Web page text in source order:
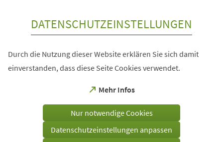
DATENSCHUTZEINSTELLUNGEN
Durch die Nutzung dieser Website erklären Sie sich damit
einverstanden, dass diese Seite Cookies verwendet.
Mehr Infos
(Öffnet
einem
Tab)
Nur notwendige Cookies
Datenschutzeinstellungen anpassen